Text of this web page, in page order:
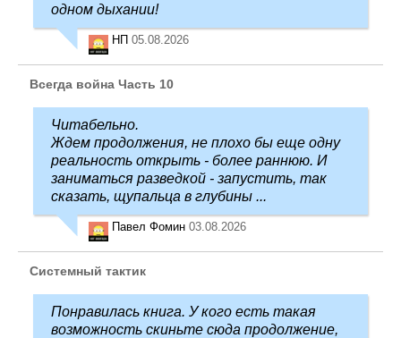
одном дыхании!
НП 05.08.2026
Всегда война Часть 10
Читабельно.
Ждем продолжения, не плохо бы еще одну
реальность открыть - более раннюю. И
заниматься разведкой - запустить, так
сказать, щупальца в глубины ...
Павел Фомин 03.08.2026
Системный тактик
Понравилась книга. У кого есть такая
возможность скиньте сюда продолжение,